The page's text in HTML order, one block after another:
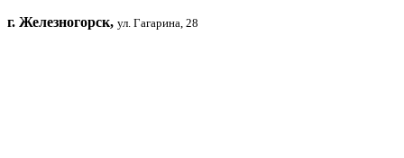
г. Железногорск, ул. Гагарина, 28